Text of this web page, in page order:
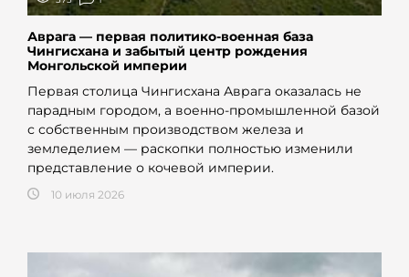
Аврага — первая политико-военная база
Чингисхана и забытый центр рождения
Монгольской империи
Первая столица Чингисхана Аврага оказалась не
парадным городом, а военно-промышленной базой
с собственным производством железа и
земледелием — раскопки полностью изменили
представление о кочевой империи.
10 июля 2026